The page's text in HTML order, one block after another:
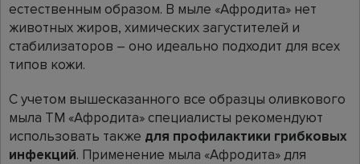
естественным образом. В мыле «Афродита» нет
животных жиров, химических загустителей и
стабилизаторов – оно идеально подходит для всех
типов кожи.
С учетом вышесказанного все образцы оливкового
мыла ТМ «Афродита» специалисты рекомендуют
использовать также для профилактики грибковых
инфекций. Применение мыла «Афродита» для